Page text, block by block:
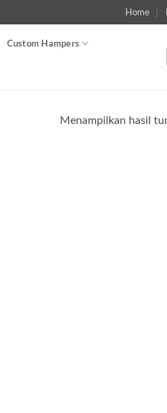
Home
Custom Hampers
Menampilkan hasil